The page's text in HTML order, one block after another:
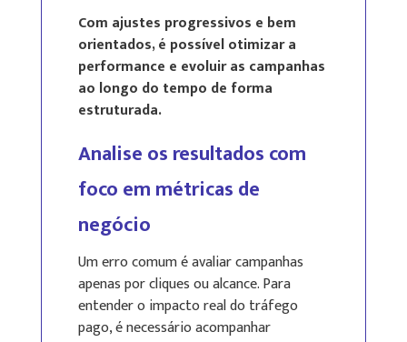
Com ajustes progressivos e bem
orientados, é possível otimizar a
performance e evoluir as campanhas
ao longo do tempo de forma
estruturada.
Analise os resultados com
foco em métricas de
negócio
Um erro comum é avaliar campanhas
apenas por cliques ou alcance. Para
entender o impacto real do tráfego
pago, é necessário acompanhar